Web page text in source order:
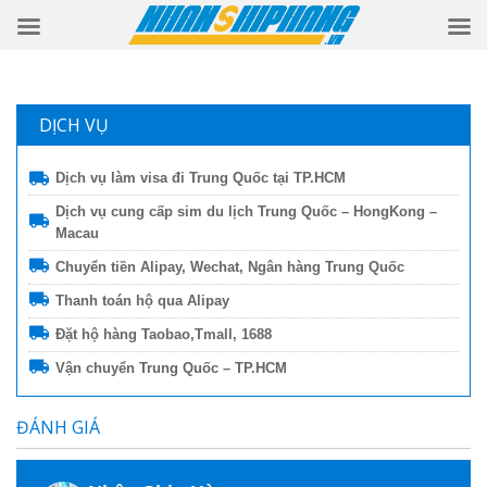
DỊCH VỤ
Dịch vụ làm visa đi Trung Quốc tại TP.HCM
Dịch vụ cung cấp sim du lịch Trung Quốc – HongKong –
Macau
Chuyển tiền Alipay, Wechat, Ngân hàng Trung Quốc
Thanh toán hộ qua Alipay
Đặt hộ hàng Taobao,Tmall, 1688
Vận chuyển Trung Quốc – TP.HCM
ĐÁNH GIÁ